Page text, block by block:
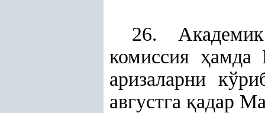
26.
комиссия ҳамда
аризаларни
августга қадар